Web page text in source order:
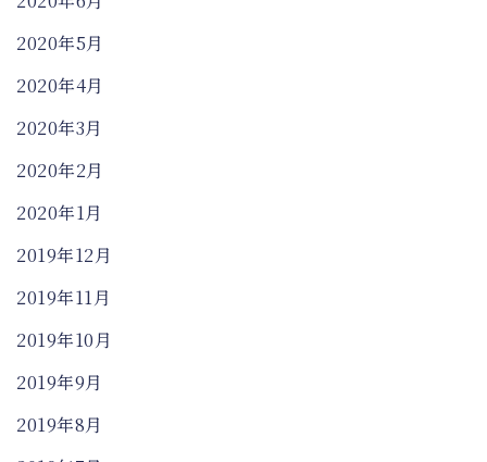
2020年5月
2020年4月
2020年3月
2020年2月
2020年1月
2019年12月
2019年11月
2019年10月
2019年9月
2019年8月